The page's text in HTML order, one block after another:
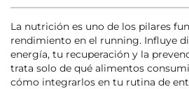
La nutrición es uno de los pilares
rendimiento en el running. Influye
energía, tu recuperación y la
trata solo de qué alimentos
cómo integrarlos en tu rutina de